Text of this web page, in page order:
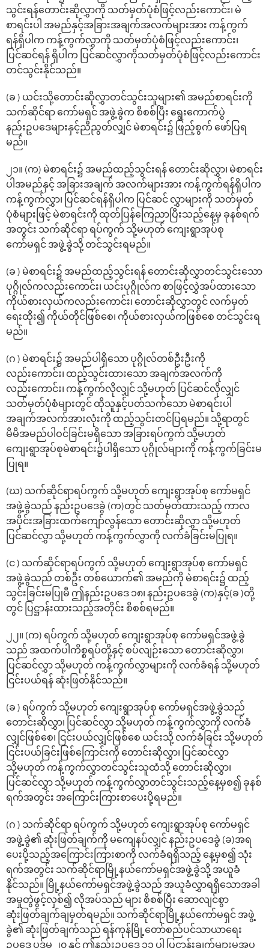
သွင်းရန်တောင်းဆိုလွှာကို သတ်မှတ်ပုံစံဖြင့်လည်းကောင်း၊ မဲ
စာရင်းပါ အမည်နှင့်အခြားအချက်အလက်များအား ကန့်ကွက်
ရန်ရှိပါက ကန့်ကွက်လွှာကို သတ်မှတ်ပုံစံဖြင့်လည်းကောင်း၊
ပြင်ဆင်ရန် ရှိပါက ပြင်ဆင်လွှာကိုသတ်မှတ်ပုံစံဖြင့်လည်းကောင်း
တင်သွင်းနိုင်သည်။
(ခ ) ယင်းသို့တောင်းဆိုလွှာတင်သွင်းသူများ၏ အမည်စာရင်းကို
သက်ဆိုင်ရာ ကော်မရှင် အဖွဲ့ခွဲက စိစစ်ပြီး ရွေးကောက်ပွဲ
နည်းဥပဒေများနှင့်ညီညွတ်လျှင် မဲစာရင်း၌ ဖြည့်စွက် ဖော်ပြရ
မည်။
၂၁။ (က) မဲစာရင်း၌ အမည်ထည့်သွင်းရန် တောင်းဆိုလွှာ၊ မဲစာရင်း
ပါအမည်နှင့် အခြားအချက် အလက်များအား ကန့်ကွက်ရန်ရှိပါက
ကန့်ကွက်လွှာ၊ ပြင်ဆင်ရန်ရှိပါက ပြင်ဆင် လွှာများကို သတ်မှတ်
ပုံစံများဖြင့် မဲစာရင်းကို ထုတ်ပြန်ကြေညာပြီးသည့်နေ့မှ ခုနစ်ရက်
အတွင်း သက်ဆိုင်ရာ ရပ်ကွက် သို့မဟုတ် ကျေးရွာအုပ်စု
ကော်မရှင် အဖွဲ့ခွဲသို့ တင်သွင်းရမည်။
(ခ ) မဲစာရင်း၌ အမည်ထည့်သွင်းရန် တောင်းဆိုလွှာတင်သွင်းသော
ပုဂ္ဂိုလ်ကလည်းကောင်း၊ ယင်းပုဂ္ဂိုလ်က စာဖြင့်လွှဲအပ်ထားသော
ကိုယ်စားလှယ်ကလည်းကောင်း၊ တောင်းဆိုလွှာတွင် လက်မှတ်
ရေးထိုး၍ ကိုယ်တိုင်ဖြစ်စေ၊ ကိုယ်စားလှယ်ကဖြစ်စေ တင်သွင်းရ
မည်။
(ဂ ) မဲစာရင်း၌ အမည်ပါရှိသော ပုဂ္ဂိုလ်တစ်ဦးဦးကို
လည်းကောင်း၊ ထည့်သွင်းထားသော အချက်အလက်ကို
လည်းကောင်း၊ ကန့်ကွက်လိုလျှင် သို့မဟုတ် ပြင်ဆင်လိုလျှင်
သတ်မှတ်ပုံစံများတွင် ထိုသူနှင့်ပတ်သက်သော မဲစာရင်းပါ
အချက်အလက်အားလုံးကို ထည့်သွင်းတင်ပြရမည်။ သို့ရာတွင်
မိမိအမည်ပါဝင်ခြင်းမရှိသော အခြားရပ်ကွက် သို့မဟုတ်
ကျေးရွာအုပ်စုမဲစာရင်း၌ပါရှိသော ပုဂ္ဂိုလ်များကို ကန့်ကွက်ခြင်းမ
ပြုရ။
(ဃ) သက်ဆိုင်ရာရပ်ကွက် သို့မဟုတ် ကျေးရွာအုပ်စု ကော်မရှင်
အဖွဲ့ခွဲသည် နည်းဥပဒေခွဲ (က)တွင် သတ်မှတ်ထားသည့် ကာလ
အပိုင်းအခြားထက်ကျော်လွန်သော တောင်းဆိုလွှာ သို့မဟုတ်
ပြင်ဆင်လွှာ သို့မဟုတ် ကန့်ကွက်လွှာကို လက်ခံခြင်းမပြုရ။
(င ) သက်ဆိုင်ရာရပ်ကွက် သို့မဟုတ် ကျေးရွာအုပ်စု ကော်မရှင်
အဖွဲ့ခွဲသည် တစ်ဦး တစ်ယောက်၏ အမည်ကို မဲစာရင်း၌ ထည့်
သွင်းခြင်းမပြုမီ ဤနည်းဥပဒေ ၁၈၊ နည်းဥပဒေခွဲ (က)နှင့်(ခ )တို့
တွင် ပြဋ္ဌာန်းထားသည့်အတိုင်း စိစစ်ရမည်။
၂၂။ (က) ရပ်ကွက် သို့မဟုတ် ကျေးရွာအုပ်စု ကော်မရှင်အဖွဲ့ခွဲ
သည် အထက်ပါကိစ္စရပ်တို့နှင့် စပ်လျဉ်းသော တောင်းဆိုလွှာ၊
ပြင်ဆင်လွှာ သို့မဟုတ် ကန့်ကွက်လွှာများကို လက်ခံရန် သို့မဟုတ်
ငြင်းပယ်ရန် ဆုံးဖြတ်နိုင်သည်။
(ခ ) ရပ်ကွက် သို့မဟုတ် ကျေးရွာအုပ်စု ကော်မရှင်အဖွဲ့ခွဲသည်
တောင်းဆိုလွှာ၊ ပြင်ဆင်လွှာ သို့မဟုတ် ကန့်ကွက်လွှာကို လက်ခံ
လျှင်ဖြစ်စေ၊ ငြင်းပယ်လျှင်ဖြစ်စေ ယင်းသို့ လက်ခံခြင်း သို့မဟုတ်
ငြင်းပယ်ခြင်းဖြစ်ကြောင်းကို တောင်းဆိုလွှာ၊ ပြင်ဆင်လွှာ
သို့မဟုတ် ကန့်ကွက်လွှာတင်သွင်းသူထံသို့ တောင်းဆိုလွှာ၊
ပြင်ဆင်လွှာ သို့မဟုတ် ကန့်ကွက်လွှာတင်သွင်းသည့်နေ့မှစ၍ ခုနစ်
ရက်အတွင်း အကြောင်းကြားစာပေးပို့ရမည်။
(ဂ ) သက်ဆိုင်ရာ ရပ်ကွက် သို့မဟုတ် ကျေးရွာအုပ်စု ကော်မရှင်
အဖွဲ့ခွဲ၏ ဆုံးဖြတ်ချက်ကို မကျေနပ်လျှင် နည်းဥပဒေခွဲ (ခ)အရ
ပေးပို့သည့်အကြောင်းကြားစာကို လက်ခံရရှိသည့် နေ့မှစ၍ သုံး
ရက်အတွင်း သက်ဆိုင်ရာမြို့နယ်ကော်မရှင်အဖွဲ့ခွဲသို့ အယူခံ
နိုင်သည်။ မြို့နယ်ကော်မရှင်အဖွဲ့ခွဲသည် အယူခံလွှာရရှိသောအခါ
အမှုတွဲဖွင့်လှစ်၍ လိုအပ်သည် များ စိစစ်ပြီး ဆောလျင်စွာ
ဆုံးဖြတ်ချက်ချမှတ်ရမည်။ သက်ဆိုင်ရာမြို့နယ်ကော်မရှင် အဖွဲ့
ခွဲ၏ ဆုံးဖြတ်ချက်သည် ရန်ကုန်မြို့တော်စည်ပင်သာယာရေး
ဥပဒေ ပုဒ်မ ၂၀ နှင့် ဤနည်းဥပဒေ ၁၁ ပါ ပြဋ္ဌာန်းချက်များမှအပ